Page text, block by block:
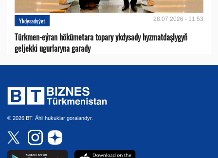
Ykdysadyýet 28.07.2026 - 11:53
Türkmen-eýran hökümetara topary ykdysady hyzmatdaşlygyň
geljekki ugurlaryna garady
© 2026 BT. Ähli hukuklar goralandyr.